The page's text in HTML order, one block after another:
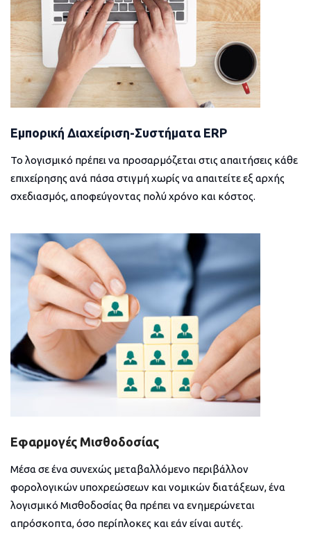
Εμπορική Διαχείριση-Συστήματα ERP
Το λογισμικό πρέπει να προσαρμόζεται στις απαιτήσεις κάθε
επιχείρησης ανά πάσα στιγμή χωρίς να απαιτείτε εξ αρχής
σχεδιασμός, αποφεύγοντας πολύ χρόνο και κόστος.
Εφαρμογές Μισθοδοσίας
Μέσα σε ένα συνεχώς μεταβαλλόμενο περιβάλλον
φορολογικών υποχρεώσεων και νομικών διατάξεων, ένα
λογισμικό Μισθοδοσίας θα πρέπει να ενημερώνεται
απρόσκοπτα, όσο περίπλοκες και εάν είναι αυτές.